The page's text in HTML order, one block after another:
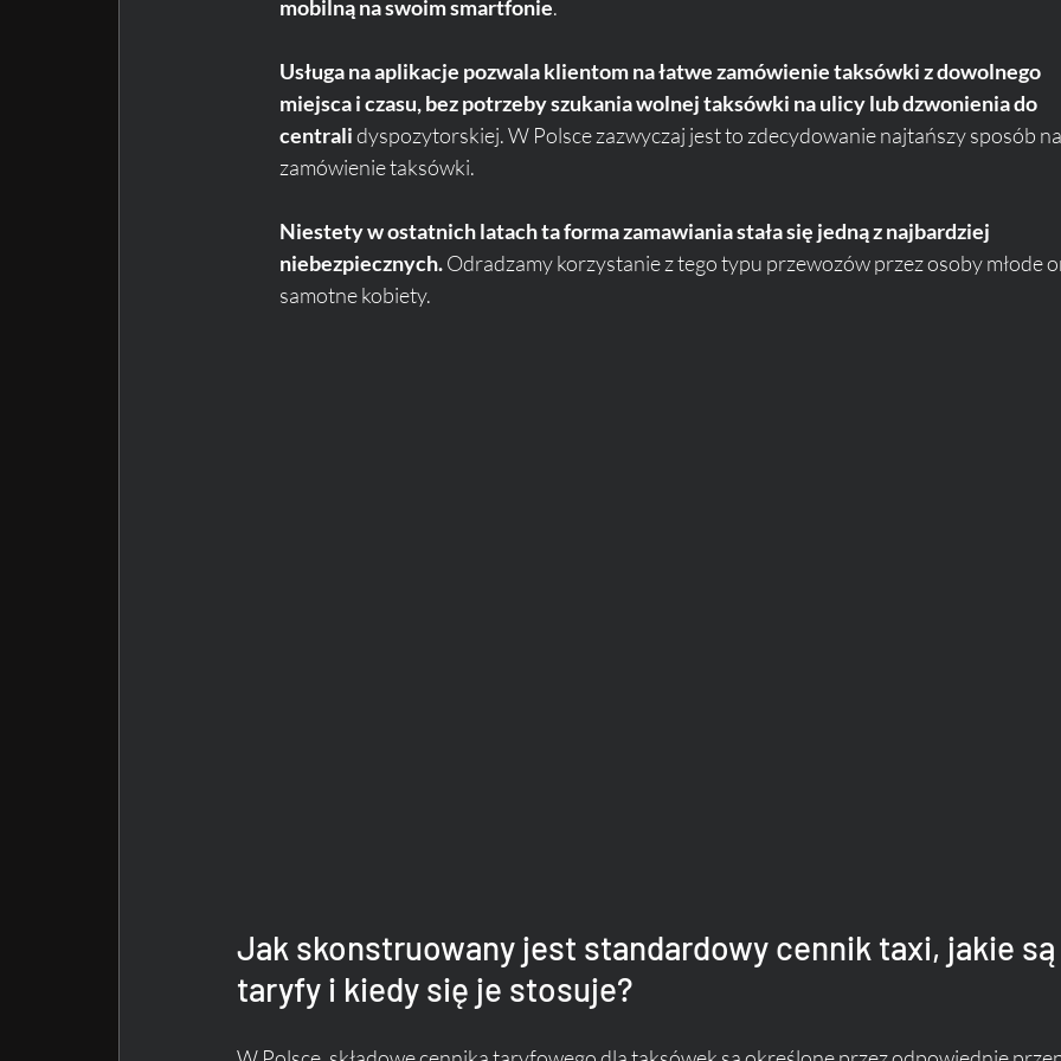
mobilną na swoim smartfonie.
Usługa na aplikacje pozwala klientom na łatwe zamówienie taksówki z dowolnego
miejsca i czasu, bez potrzeby szukania wolnej taksówki na ulicy lub dzwonienia do
centrali dyspozytorskiej. W Polsce zazwyczaj jest to zdecydowanie najtańszy sposób
zamówienie taksówki.
Niestety w ostatnich latach ta forma zamawiania stała się jedną z najbardziej
niebezpiecznych. Odradzamy korzystanie z tego typu przewozów przez osoby młode
samotne kobiety.
Jak skonstruowany jest standardowy cennik taxi, jakie
taryfy i kiedy się je stosuje?